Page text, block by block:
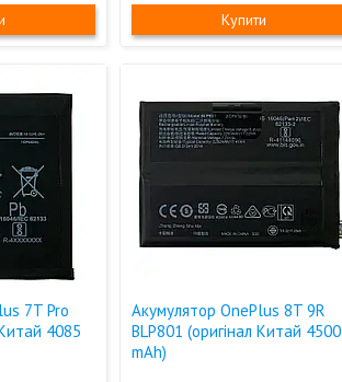
Купити
7T Pro
4085
Акумулятор OnePlus 8T 9R
BLP801 (оригінал Китай 4500
mAh)